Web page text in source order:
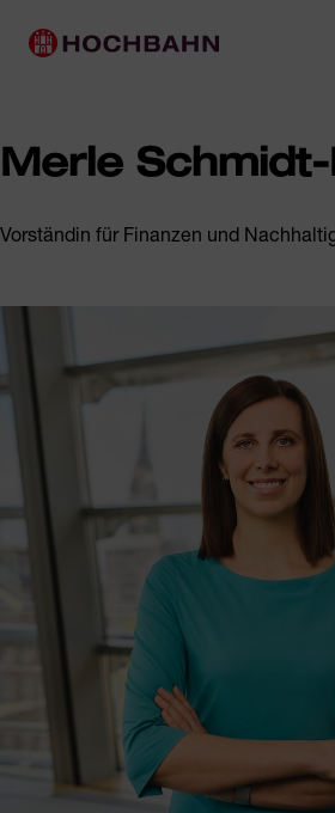
Hauptnavigation
Merle
Vorständin für Finanzen und